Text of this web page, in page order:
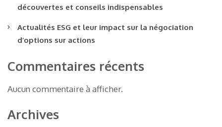
découvertes et conseils indispensables
Actualités ESG et leur impact sur la négociation
d’options sur actions
Commentaires récents
Aucun commentaire à afficher.
Archives